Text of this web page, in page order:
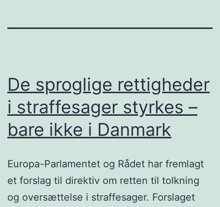
De sproglige rettigheder
i straffesager styrkes –
bare ikke i Danmark
Europa-Parlamentet og Rådet har fremlagt
et forslag til direktiv om retten til tolkning
og oversættelse i straffesager. Forslaget